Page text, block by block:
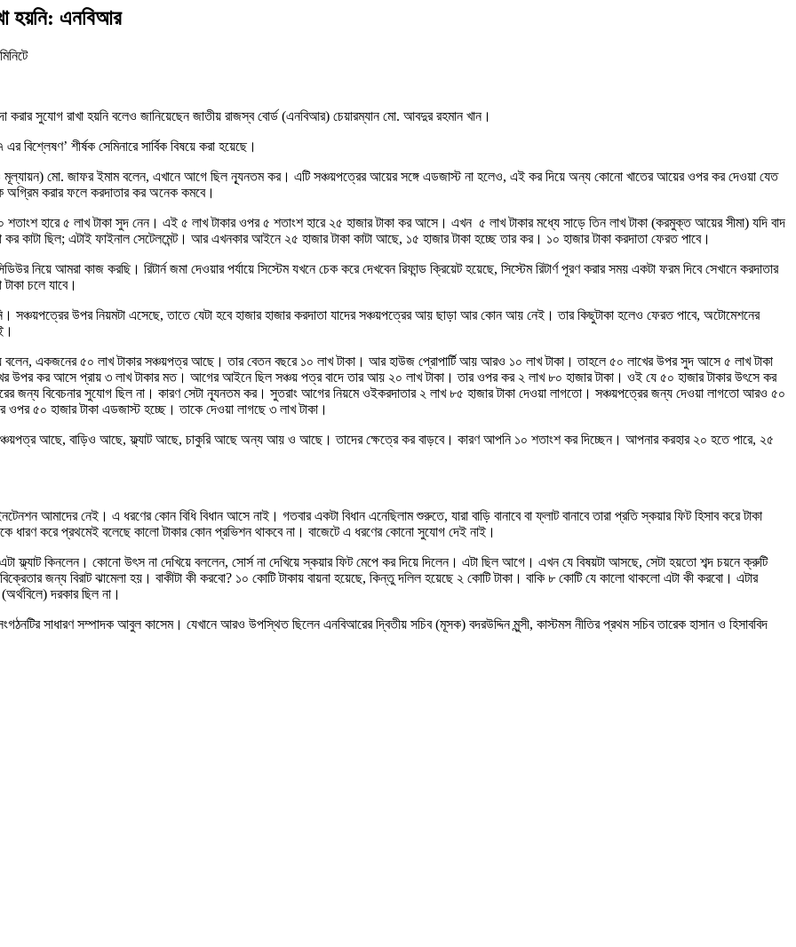
হয়নি: এনবিআর
মিনিটে
করার সুযোগ রাখা হয়নি বলেও জানিয়েছেন জাতীয় রাজস্ব বোর্ড (এনবিআর) চেয়ারম্যান মো. আবদুর রহমান খান।
শীর্ষক সেমিনারে সার্বিক বিষয়ে করা হয়েছে।
ও মূল্যায়ন) মো. জাফর ইমাম বলেন, এখানে আগে ছিল ন্যূনতম কর। এটি সঞ্চয়পত্রের আয়ের সঙ্গে এডজাস্ট না হলেও, এই কর দিয়ে অন্য কোনো খাতের আয়ের ওপর কর দেওয়া যেত
অগ্রিম করার ফলে করদাতার কর অনেক কমবে।
হারে ৫ লাখ টাকা সুদ নেন। এই ৫ লাখ টাকার ওপর ৫ শতাংশ হারে ২৫ হাজার টাকা কর আসে। এখন ৫ লাখ টাকার মধ্যে সাড়ে তিন লাখ টাকা (করমুক্ত আয়ের সীমা) যদি বাদ
ছিল; এটাই ফাইনাল সেটেলমেন্ট। আর এখনকার আইনে ২৫ হাজার টাকা কাটা আছে, ১৫ হাজার টাকা হচ্ছে তার কর। ১০ হাজার টাকা করদাতা ফেরত পাবে।
আমরা কাজ করছি। রিটার্ন জমা দেওয়ার পর্যায়ে সিস্টেম যখনে চেক করে দেখবেন রিফান্ড ক্রিয়েট হয়েছে, সিস্টেম রিটার্ণ পূরণ করার সময় একটা ফরম দিবে সেখানে করদাতার
চলে যাবে।
সঞ্চয়পত্রের উপর নিয়মটা এসেছে, তাতে যেটা হবে হাজার হাজার করদাতা যাদের সঞ্চয়পত্রের আয় ছাড়া আর কোন আয় নেই। তার কিছুটাকা হলেও ফেরত পাবে, অটোমেশনের
বলেন, একজনের ৫০ লাখ টাকার সঞ্চয়পত্র আছে। তার বেতন বছরে ১০ লাখ টাকা। আর হাউজ প্রোপার্টি আয় আরও ১০ লাখ টাকা। তাহলে ৫০ লাখের উপর সুদ আসে ৫ লাখ টাকা
উপর কর আসে প্রায় ৩ লাখ টাকার মত। আগের আইনে ছিল সঞ্চয় পত্র বাদে তার আয় ২০ লাখ টাকা। তার ওপর কর ২ লাখ ৮০ হাজার টাকা। ওই যে ৫০ হাজার টাকার উৎসে কর
বিবেচনার সুযোগ ছিল না। কারণ সেটা ন্যূনতম কর। সুতরাং আগের নিয়মে ওইকরদাতার ২ লাখ ৮৫ হাজার টাকা দেওয়া লাগতো। সঞ্চয়পত্রের জন্য দেওয়া লাগতো আরও ৫০
ওপর ৫০ হাজার টাকা এডজাস্ট হচ্ছে। তাকে দেওয়া লাগছে ৩ লাখ টাকা।
আছে, বাড়িও আছে, ফ্ল্যাট আছে, চাকুরি আছে অন্য আয় ও আছে। তাদের ক্ষেত্রে কর বাড়বে। কারণ আপনি ১০ শতাংশ কর দিচ্ছেন। আপনার করহার ২০ হতে পারে, ২৫
আমাদের নেই। এ ধরণের কোন বিধি বিধান আসে নাই। গতবার একটা বিধান এনেছিলাম শুরুতে, যারা বাড়ি বানাবে বা ফ্লাট বানাবে তারা প্রতি স্কয়ার ফিট হিসাব করে টাকা
ধারণ করে প্রথমেই বলেছে কালো টাকার কোন প্রভিশন থাকবে না। বাজেটে এ ধরণের কোনো ‍সুযোগ দেই নাই।
কিনলেন। কোনো উৎস না দেখিয়ে বললেন, সোর্স না দেখিয়ে স্কয়ার ফিট মেপে কর দিয়ে দিলেন। এটা ছিল আগে। এখন যে বিষয়টা আসছে, সেটা হয়তো শব্দ চয়নে ক্রুটি
জন্য বিরাট ঝামেলা হয়। বাকীটা কী করবো? ১০ কোটি টাকায় বায়না হয়েছে, কিন্তু দলিল হয়েছে ২ কোটি টাকা। বাকি ৮ কোটি যে কালো থাকলো এটা কী করবো। এটার
দরকার ছিল না।
সাধারণ সম্পাদক আবুল কাসেম। যেখানে আরও উপস্থিত ছিলেন এনবিআরের দ্বিতীয় সচিব (মূসক) বদরউদ্দিন মুন্সী, কাস্টমস নীতির প্রথম সচিব তারেক হাসান ও হিসাববিদ